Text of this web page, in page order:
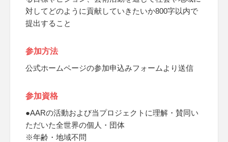
対してどのように貢献していきたいか800字以内で
提出すること
参加方法
公式ホームページの参加申込みフォームより送信
参加資格
●AARの活動および当プロジェクトに理解・賛同い
ただいた全世界の個人・団体
※年齢・地域不問